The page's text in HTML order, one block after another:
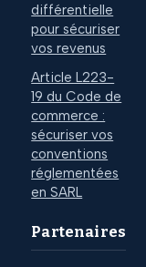
différentielle
pour sécuriser
vos revenus
Article L223-
19 du Code de
commerce :
sécuriser vos
conventions
réglementées
en SARL
Partenaires